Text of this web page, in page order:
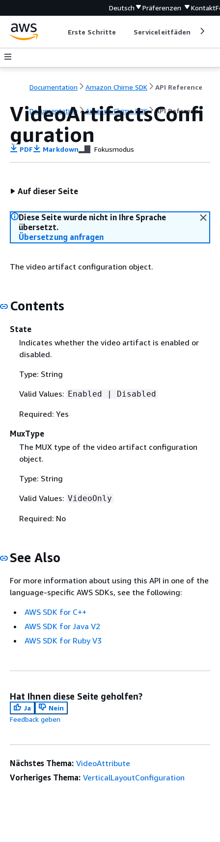
Deutsch Präferenzen Kontakt
Erste Schritte Serviceleitfäden
Documentation Amazon Chime SDK API Reference
Documentation Amazon Chime SDK API Reference
VideoArtifactsConfi
guration
PDF Markdown Fokusmodus
Auf dieser Seite
Diese Seite wurde nicht in Ihre Sprache
übersetzt.
Übersetzung anfragen
The video artifact configuration object.
Contents
State
Indicates whether the video artifact is enabled or
disabled.
Type: String
Valid Values: Enabled | Disabled
Required: Yes
MuxType
The MUX type of the video artifact configuration
object.
Type: String
Valid Values: VideoOnly
Required: No
See Also
For more information about using this API in one of the
language-specific AWS SDKs, see the following:
AWS SDK for C++
AWS SDK for Java V2
AWS SDK for Ruby V3
Hat Ihnen diese Seite geholfen?
Ja
Nein
Feedback geben
Nächstes Thema: VideoAttribute
Vorheriges Thema: VerticalLayoutConfiguration